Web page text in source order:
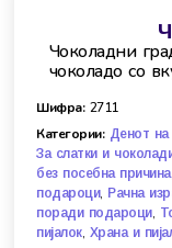
Чоколадни
чоколадо со
Шифра: 2711
Категории: Денот
За слатки и
без посебна причина,
подароци, Рачна
поради подароци,
пијалок, Храна и